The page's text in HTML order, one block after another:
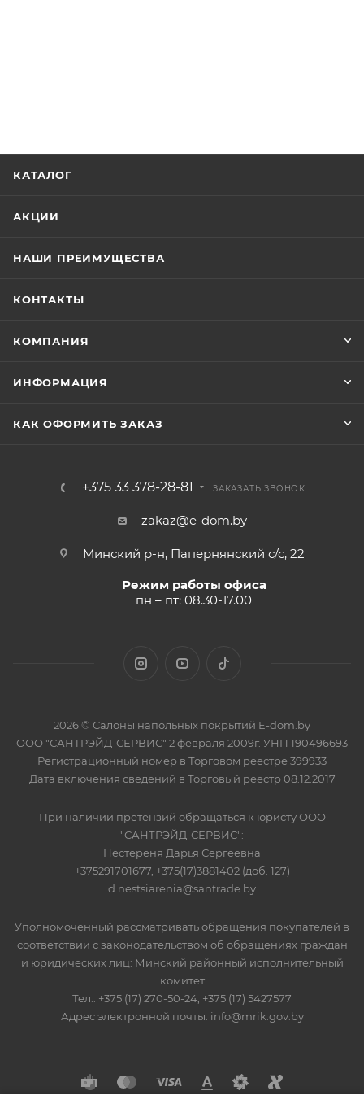
КАТАЛОГ
АКЦИИ
НАШИ ПРЕИМУЩЕСТВА
КОНТАКТЫ
КОМПАНИЯ
ИНФОРМАЦИЯ
КАК ОФОРМИТЬ ЗАКАЗ
+375 33 378-28-81 ЗАКАЗАТЬ ЗВОНОК
zakaz@e-dom.by
Минский р-н, Папернянский с/с, 22
Режим работы офиса
пн – пт: 08.30-17.00
2026 © Салоны напольных покрытий E-dom.by
ООО "САНТРЭЙД-СЕРВИС" 2 февраля 2009г. УНП 190496693
Регистрационный номер в Торговом реестре 399933
Дата включения сведений в Торговый реестр 08.12.2017
При наличии претензий обращаться к юристу ООО
"САНТРЭЙД-СЕРВИС":
Нестереня Дарья Сергеевна
+375291701677, +375(17)3881402 (доб. 127)
d.nestsiarenia@santrade.by
Уполномоченный рассматривать обращения покупателей в
соответствии с законодательством об обращениях граждан
и юридических лиц: Минский районный исполнительный
комитет
Тел.: +375 (17) 270-50-24, +375 (17) 5427577
Адрес электронной почты: info@mrik.gov.by